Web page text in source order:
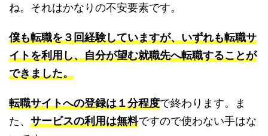
ね。それはかなりの不安要素です。
僕も転職を３回経験していますが、いずれも転職サ
イトを利用し、自分が望む就職先へ転職することが
できました。
転職サイトへの登録は１分程度で終わります。ま
た、 サービスの利用は無料ですので使わない手はな